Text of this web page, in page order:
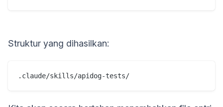
Struktur yang dihasilkan:
.claude/skills/apidog-tests/